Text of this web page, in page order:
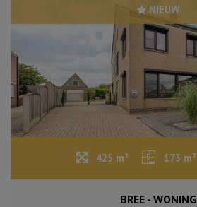
NIEUW
425 m² 173 m²
BREE - WONING